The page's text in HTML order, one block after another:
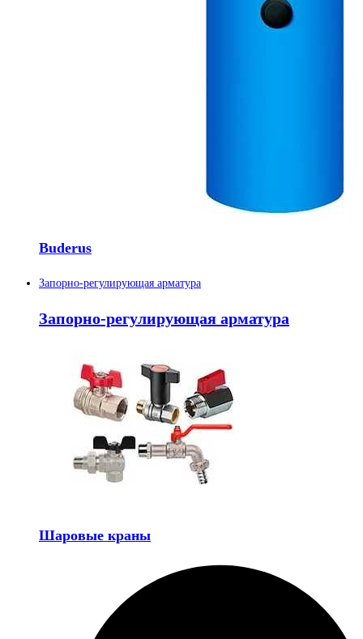
Buderus
Запорно-регулирующая арматура
Запорно-регулирующая арматура
Шаровые краны